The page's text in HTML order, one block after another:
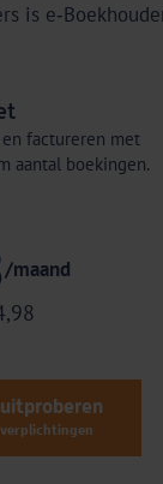
is
factureren met
aantal boekingen.
/maand